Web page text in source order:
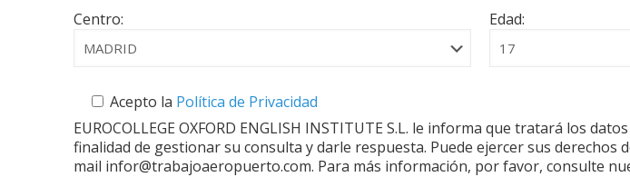
Centro: Edad:
Acepto la Política de Privacidad
EUROCOLLEGE OXFORD ENGLISH INSTITUTE S.L. le informa que tratará los
finalidad de gestionar su consulta y darle respuesta. Puede ejercer sus derechos
mail infor@trabajoaeropuerto.com. Para más información, por favor, consulte